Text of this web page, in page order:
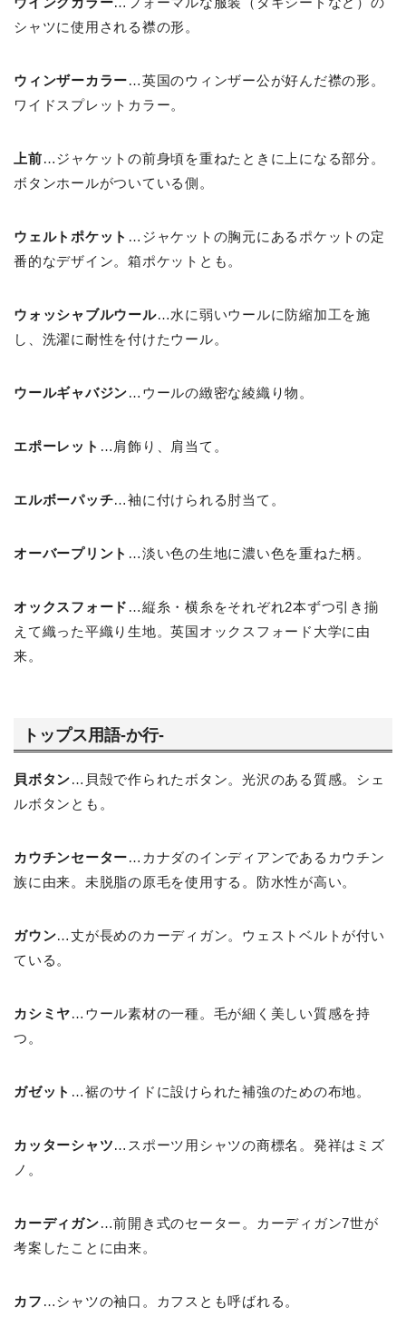
シャツに使用される襟の形。
ウィンザーカラー…英国のウィンザー公が好んだ襟の形。
ワイドスプレットカラー。
上前…ジャケットの前身頃を重ねたときに上になる部分。
ボタンホールがついている側。
ウェルトポケット …ジャケットの胸元にあるポケットの定
番的なデザイン。箱ポケットとも。
ウォッシャブルウール…水に弱いウールに防縮加工を施
し、洗濯に耐性を付けたウール。
ウールギャバジン…ウールの緻密な綾織り物。
エポーレット …肩飾り、肩当て。
エルボーパッチ…袖に付けられる肘当て。
オーバープリント …淡い色の生地に濃い色を重ねた柄。
オックスフォード …縦糸・横糸をそれぞれ2本ずつ引き揃
えて織った平織り生地。英国オックスフォード大学に由
来。
トップス用語-か行-
貝ボタン…貝殻で作られたボタン。光沢のある質感。シェ
ルボタンとも。
カウチンセーター…カナダのインディアンであるカウチン
族に由来。未脱脂の原毛を使用する。防水性が高い。
ガウン…丈が長めのカーディガン。ウェストベルトが付い
ている。
カシミヤ…ウール素材の一種。毛が細く美しい質感を持
つ。
ガゼット …裾のサイドに設けられた補強のための布地。
カッターシャツ…スポーツ用シャツの商標名。発祥はミズ
ノ。
カーディガン…前開き式のセーター。カーディガン7世が
考案したことに由来。
カフ …シャツの袖口。カフスとも呼ばれる。